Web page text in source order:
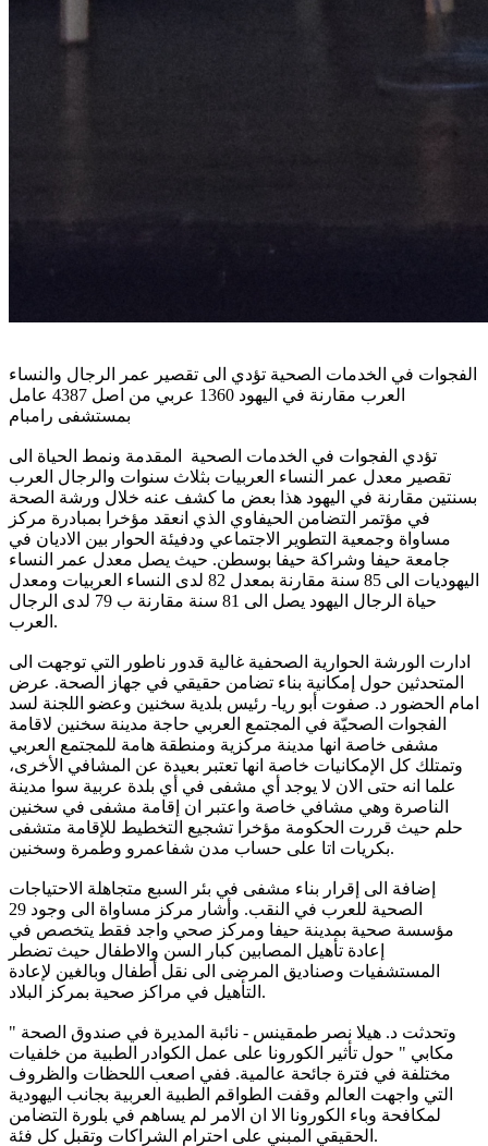
الفجوات في الخدمات الصحية تؤدي الى تقصير عمر الرجال والنساء
العرب مقارنة في اليهود 1360 عربي من اصل 4387 عامل
بمستشفى رامبام
تؤدي الفجوات في الخدمات الصحية المقدمة ونمط الحياة الى
تقصير معدل عمر النساء العربيات بثلاث سنوات والرجال العرب
بسنتين مقارنة في اليهود هذا بعض ما كشف عنه خلال ورشة الصحة
في مؤتمر التضامن الحيفاوي الذي انعقد مؤخرا بمبادرة مركز
مساواة وجمعية التطوير الاجتماعي ودفيئة الحوار بين الاديان في
جامعة حيفا وشراكة حيفا بوسطن. حيث يصل معدل عمر النساء
اليهوديات الى 85 سنة مقارنة بمعدل 82 لدى النساء العربيات ومعدل
حياة الرجال اليهود يصل الى 81 سنة مقارنة ب 79 لدى الرجال
العرب.
ادارت الورشة الحوارية الصحفية غالية قدور ناطور التي توجهت الى
المتحدثين حول إمكانية بناء تضامن حقيقي في جهاز الصحة. عرض
امام الحضور د. صفوت أبو ريا- رئيس بلدية سخنين وعضو اللجنة لسد
الفجوات الصحيّة في المجتمع العربي حاجة مدينة سخنين لاقامة
مشفى خاصة انها مدينة مركزية ومنطقة هامة للمجتمع العربي
وتمتلك كل الإمكانيات خاصة انها تعتبر بعيدة عن المشافي الأخرى،
علما انه حتى الان لا يوجد أي مشفى في أي بلدة عربية سوا مدينة
الناصرة وهي مشافي خاصة واعتبر ان إقامة مشفى في سخنين
حلم حيث قررت الحكومة مؤخرا تشجيع التخطيط للإقامة متشفى
بكريات اتا على حساب مدن شفاعمرو وطمرة وسخنين.
إضافة الى إقرار بناء مشفى في بئر السبع متجاهلة الاحتياجات
الصحية للعرب في النقب. وأشار مركز مساواة الى وجود 29
مؤسسة صحية بمدينة حيفا ومركز صحي واجد فقط يتخصص في
إعادة تأهيل المصابين كبار السن والاطفال حيث تضطر
المستشفيات وصناديق المرضى الى نقل أطفال وبالغين لإعادة
التأهيل في مراكز صحية بمركز البلاد.
وتحدثت د. هيلا نصر طمقينس - نائبة المديرة في صندوق الصحة "
مكابي " حول تأثير الكورونا على عمل الكوادر الطبية من خلفيات
مختلفة في فترة جائحة عالمية. ففي اصعب اللحظات والظروف
التي واجهت العالم وقفت الطواقم الطبية العربية بجانب اليهودية
لمكافحة وباء الكورونا الا ان الامر لم يساهم في بلورة التضامن
الحقيقي المبني على احترام الشراكات وتقبل كل فئة.